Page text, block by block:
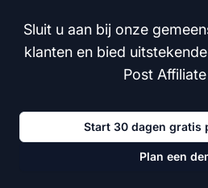
Sluit u aan bij onze
klanten en bied
Post
Start 30 dagen gratis
Plan een